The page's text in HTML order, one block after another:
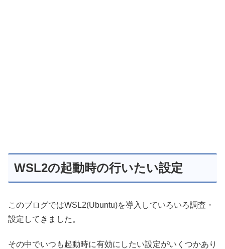
WSL2の起動時の行いたい設定
このブログではWSL2(Ubuntu)を導入していろいろ調査・
設定してきました。
その中でいつも起動時に有効にしたい設定がいくつかあり